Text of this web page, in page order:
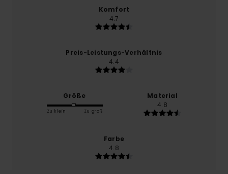
Komfort
4.7
Preis-Leistungs-Verhältnis
4.4
Größe
Zu klein Zu groß
Material
4.8
Farbe
4.8